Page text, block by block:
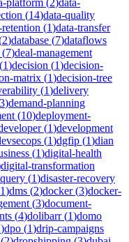
(14)data-quality
retention (1)data-transfer
2)database (7)dataflows
(7)deal-management
(1)decision (1)decision-
matrix (1)decision-tree
(1)delivery
3)demand-planning
(10)deployment-
(1)development
(1)dgfip (1)dian
(1)digital-health
digital-transformation
(1)disaster-recovery
1)dms (2)docker(3)docker-
(3)document-
(4)dolibarr(1)domo
)dpo (1)drip-campaigns